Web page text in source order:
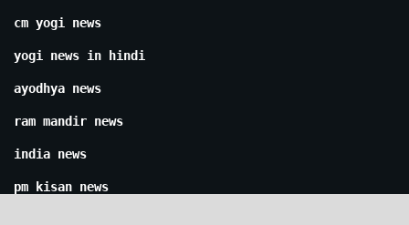
cm yogi news
yogi news in hindi
ayodhya news
ram mandir news
india news
pm kisan news